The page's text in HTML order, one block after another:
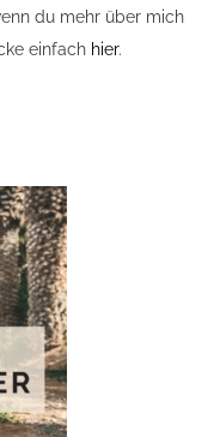
du mehr über mich
einfach hier.